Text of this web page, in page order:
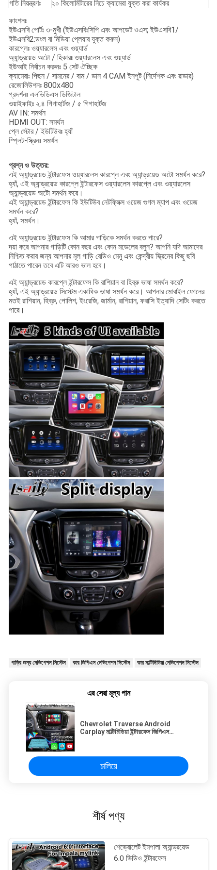
গতি নিয়ন্ত্রণঃ
২০ কিলোমিটারের নিচে ক্যামেরা যুক্ত করা কার্যকর
ফাংশনঃ
ইউএসবি পোর্টঃ ৩-মুখী (ইউএসবিঃসিপি এবং আপডেট ওএস; ইউএসবি1/
ইউএসবি2:ডংল বা মিডিয়া প্লেয়ার যুক্ত করুন)
কারপ্লেঃ ওয়্যারলেস এবং ওয়্যার্ড
অ্যান্ড্রয়েড অটো / হিকারঃ ওয়্যারলেস এবং ওয়্যার্ড
ইউআই নির্বাচন করুনঃ 5 সেট ঐচ্ছিক
ক্যামেরাঃ পিছন / সামনের / বাম / ডান 4 CAM ইনপুট (নির্দেশক এবং রাডার)
রেজোলিউশনঃ 800x480
প্রদর্শনঃ এলভিডিএস ডিজিটাল
ওয়াইফাইঃ ২.৪ গিগাহার্টজ / ৫ গিগাহার্টজ
AV IN: সমর্থন
HDMI OUT: সমর্থন
প্লে স্টোর / ইউটিউবঃ হ্যাঁ
স্প্লিট-স্ক্রিনঃ সমর্থন
প্রশ্ন ও উত্তর:
এই অ্যান্ড্রয়েড ইন্টারফেস ওয়্যারলেস কারপ্লে এবং অ্যান্ড্রয়েড অটো সমর্থন করে?
হ্যাঁ, এই অ্যান্ড্রয়েড কারপ্লে ইন্টারফেস ওয়্যারলেস কারপ্লে এবং ওয়্যারলেস
অ্যান্ড্রয়েড অটো সমর্থন করে।
এই অ্যান্ড্রয়েড ইন্টারফেস কি ইউটিউব নেটফ্লিক্স ওয়েজ গুগল ম্যাপ এবং ওয়েজ
সমর্থন করে?
হ্যাঁ, সমর্থন।
এই অ্যান্ড্রয়েড ইন্টারফেস কি আমার গাড়িকে সমর্থন করতে পারে?
দয়া করে আপনার গাড়িটি কোন বছর এবং কোন মডেলের বলুন? আপনি যদি আমাদের
নিশ্চিত করার জন্য আপনার মূল গাড়ি রেডিও মেনু এবং কেন্দ্রীয় স্ক্রিনের কিছু ছবি
পাঠাতে পারেন তবে এটি আরও ভাল হবে।
এই অ্যান্ড্রয়েড কারপ্লে ইন্টারফেস কি রাশিয়ান বা হিব্রু ভাষা সমর্থন করে?
হ্যাঁ, এই অ্যান্ড্রয়েড সিস্টেম একাধিক ভাষা সমর্থন করে। আপনার মোবাইল ফোনের
মতই রাশিয়ান, হিব্রু, পোলিশ, ইংরেজি, জার্মান, রাশিয়ান, ফরাসি ইত্যাদি সেটিং করতে
পারে।
গাড়ির জন্য নেভিগেশন সিস্টেম কার জিপিএস নেভিগেশন সিস্টেম কার মাল্টিমিডিয়া নেভিগেশন সিস্টেম
এর সেরা মূল্য পান
Chevrolet Traverse Android
Carplay মাল্টিমিডিয়া ইন্টারফেস জিপিএস
চালিয়ে
শীর্ষ পণ্য
শেভ্রোলেট ইমপালা অ্যান্ড্রয়েড
6.0 ভিডিও ইন্টারফেস